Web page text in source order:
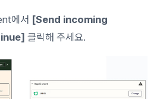
에서 [Send incoming
클릭해 주세요.